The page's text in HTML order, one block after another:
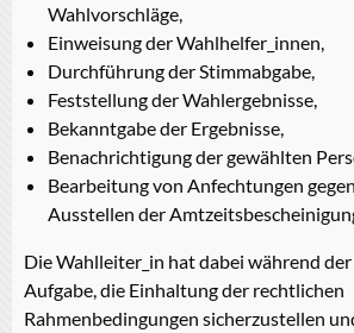
Wahlvorschläge,
Einweisung der Wahlhelfer_innen,
Durchführung der Stimmabgabe,
Feststellung der Wahlergebnisse,
Bekanntgabe der Ergebnisse,
Benachrichtigung der gewählten
Bearbeitung von Anfechtungen
Ausstellen der
Die Wahlleiter_in hat dabei während
Aufgabe, die Einhaltung der rechtlichen
Rahmenbedingungen sicherzustellen